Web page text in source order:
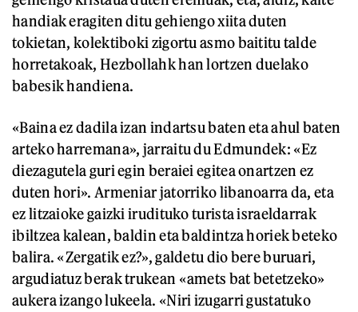
handiak eragiten ditu gehiengo xiita duten
tokietan, kolektiboki zigortu asmo baititu talde
horretakoak, Hezbollahk han lortzen duelako
babesik handiena.
«Baina ez dadila izan indartsu baten eta ahul baten
arteko harremana», jarraitu du Edmundek: «Ez
diezagutela guri egin beraiei egitea onartzen ez
duten hori». Armeniar jatorriko libanoarra da, eta
ez litzaioke gaizki irudituko turista israeldarrak
ibiltzea kalean, baldin eta baldintza horiek beteko
balira. «Zergatik ez?», galdetu dio bere buruari,
argudiatuz berak trukean «amets bat betetzeko»
aukera izango lukeela. «Niri izugarri gustatuko